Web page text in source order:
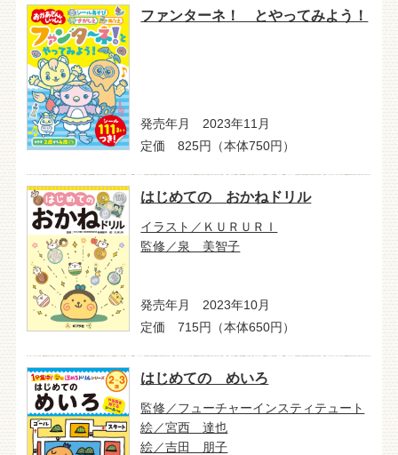
ファンターネ！ とやってみよう！
発売年月 2023年11月
定価 825円（本体750円）
はじめての おかねドリル
イラスト／ＫＵＲＵＲＩ
監修／泉 美智子
発売年月 2023年10月
定価 715円（本体650円）
はじめての めいろ
監修／フューチャーインスティテュート
絵／宮西 達也
絵／吉田 朋子